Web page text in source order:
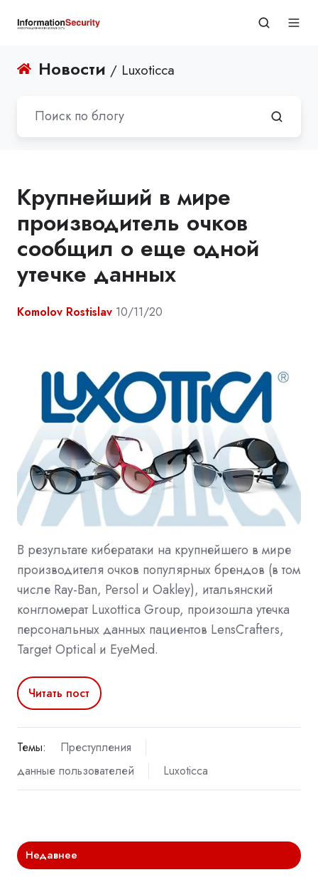
Новости / Luxoticca
Крупнейший в мире
производитель очков
сообщил о еще одной
утечке данных
Komolov Rostislav 10/11/20
В результате кибератаки на крупнейшего в мире
производителя очков популярных брендов (в том
числе Ray-Ban, Persol и Oakley), итальянский
конгломерат Luxottica Group, произошла утечка
персональных данных пациентов LensCrafters,
Target Optical и EyeMed.
Читать пост
Темы:
Преступления
данные пользователей
Luxoticca
Недавнее